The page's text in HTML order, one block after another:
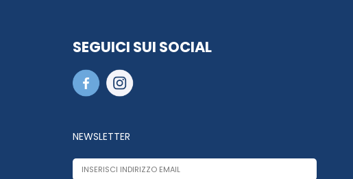
SEGUICI SUI SOCIAL
NEWSLETTER